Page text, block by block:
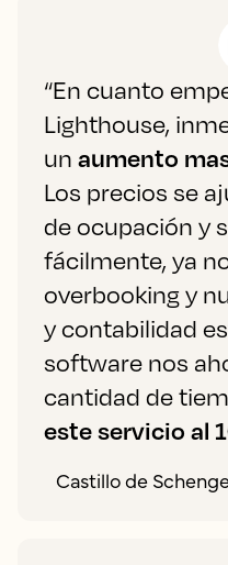
“En cuanto
Lighthouse,
un aumento
Los precios se
de ocupación y
fácilmente, ya
overbooking y
y contabilidad
software nos
cantidad de
este servicio al
Castillo de